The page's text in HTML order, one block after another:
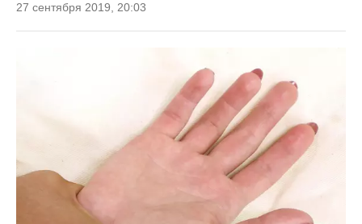
27 сентября 2019, 20:03